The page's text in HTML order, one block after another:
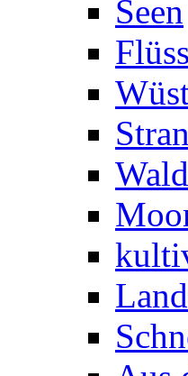
Seen
Wald